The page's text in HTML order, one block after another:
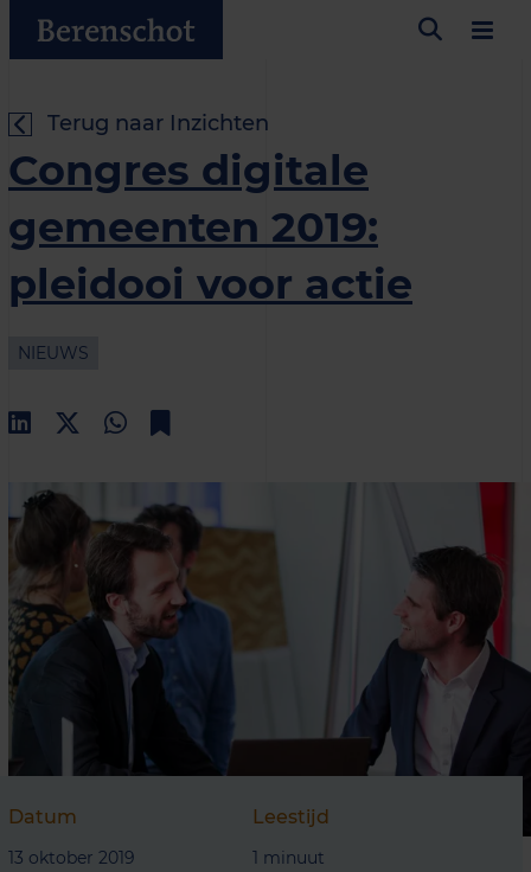
Terug naar Inzichten
Congres digitale
gemeenten 2019:
pleidooi voor actie
NIEUWS
Datum
13 oktober 2019
Leestijd
1 minuut